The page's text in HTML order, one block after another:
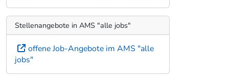
Stellenangebote in AMS "alle jobs"
offene Job-Angebote im AMS "alle
jobs"